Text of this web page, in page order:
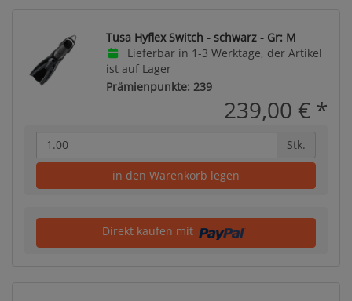
Tusa Hyflex Switch - schwarz - Gr: M
Lieferbar in 1-3 Werktage, der Artikel
ist auf Lager
Prämienpunkte: 239
239,00 € *
Stk.
in den Warenkorb legen
Direkt kaufen mit